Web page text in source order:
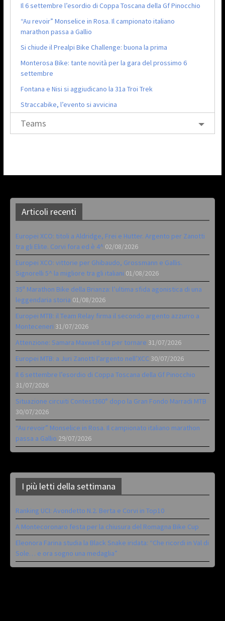
Il 6 settembre l’esordio di Coppa Toscana della Gf Pinocchio
“Au revoir” Monselice in Rosa. Il campionato italiano
marathon passa a Gallio
Si chiude il Prealpi Bike Challenge: buona la prima
Monterosa Bike: tante novità per la gara del prossimo 6
settembre
Fontana e Nisi si aggiudicano la 31a Troi Trek
Straccabike, l’evento si avvicina
Teams
Articoli recenti
Europei XCO: titoli a Aldridge, Frei e Hutter. Argento per Zanotti
tra gli Elite. Corvi fora ed è 4^ 02/08/2026
Europei XCO: vittorie per Ghibaudo, Grossmann e Gallis.
Signorelli 5^ la migliore tra gli italiani 01/08/2026
35ª Marathon Bike della Brianza: l’ultima sfida agonistica di una
leggendaria storia 01/08/2026
Europei MTB: il Team Relay firma il secondo argento azzurro a
Monteceneri 31/07/2026
Attenzione: Samara Maxwell sta per tornare 31/07/2026
Europei MTB: a Juri Zanotti l’argento nell’XCC 30/07/2026
Il 6 settembre l’esordio di Coppa Toscana della Gf Pinocchio
31/07/2026
Situazione circuiti Contest360° dopo la Gran Fondo Marradi MTB
30/07/2026
“Au revoir” Monselice in Rosa. Il campionato italiano marathon
passa a Gallio 29/07/2026
I più letti della settimana
Ranking UCI: Avondetto N.2. Berta e Corvi in Top10
A Montecoronaro festa per la chiusura del Romagna Bike Cup
Eleonora Farina studia la Black Snake iridata: “Che ricordi in Val di
Sole… e ora sogno una medaglia”